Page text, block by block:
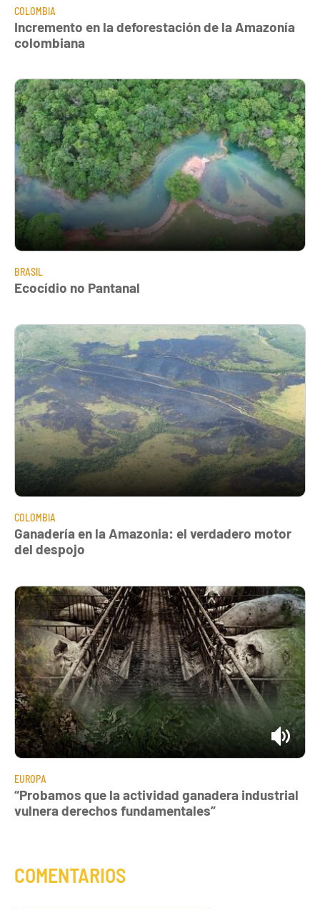
COLOMBIA
Incremento en la deforestación de la Amazonía
colombiana
BRASIL
Ecocídio no Pantanal
COLOMBIA
Ganadería en la Amazonia: el verdadero motor
del despojo
EUROPA
“Probamos que la actividad ganadera industrial
vulnera derechos fundamentales”
COMENTARIOS